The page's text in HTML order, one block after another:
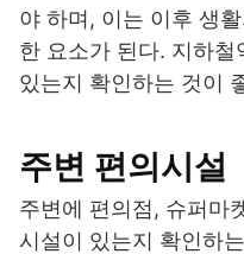
야 하며, 이는 이후 생
한 요소가 된다. 지하
있는지 확인하는 것이
주변 편의시설
주변에 편의점, 슈퍼마
시설이 있는지 확인하